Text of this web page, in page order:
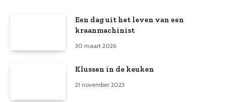
Een dag uit het leven van een
kraanmachinist
30 maart 2026
Klussen in de keuken
21 november 2023